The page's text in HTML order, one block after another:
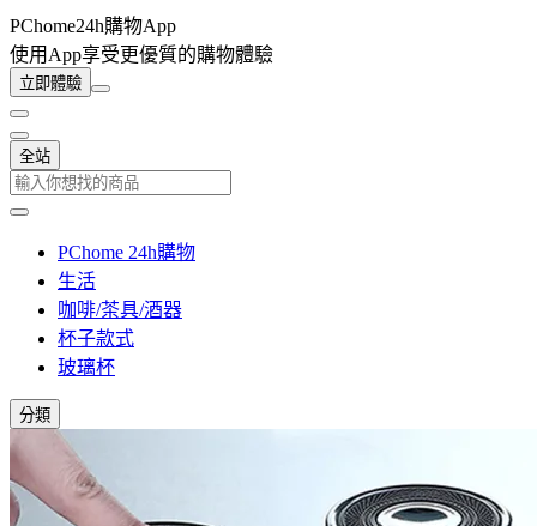
PChome24h購物App
使用App享受更優質的購物體驗
立即體驗
全站
PChome 24h購物
生活
咖啡/茶具/酒器
杯子款式
玻璃杯
分類